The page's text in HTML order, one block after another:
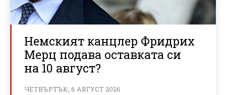
Немският канцлер Фридрих
Мерц подава оставката си
на 10 август?
ЧЕТВЪРТЪК, 6 АВГУСТ 2026